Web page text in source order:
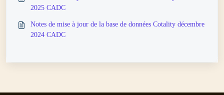
2025 CADC
Notes de mise à jour de la base de données Cotality décembre
2024 CADC